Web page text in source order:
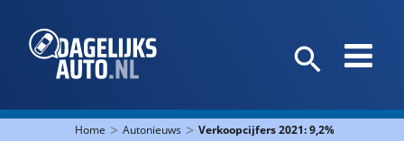
Home > Autonieuws > Verkoopcijfers 2021: 9,2% minder